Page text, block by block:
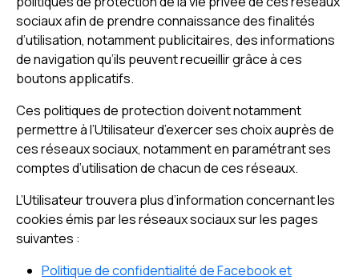
sociaux afin de prendre connaissance des finalités
d’utilisation, notamment publicitaires, des informations
de navigation qu’ils peuvent recueillir grâce à ces
boutons applicatifs.
Ces politiques de protection doivent notamment
permettre à l’Utilisateur d’exercer ses choix auprès de
ces réseaux sociaux, notamment en paramétrant ses
comptes d’utilisation de chacun de ces réseaux.
L’Utilisateur trouvera plus d’information concernant les
cookies émis par les réseaux sociaux sur les pages
suivantes :
Politique de confidentialité de Facebook et